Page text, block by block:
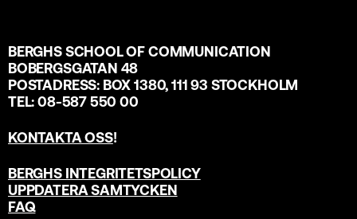
BERGHS SCHOOL OF COMMUNICATION
BOBERGSGATAN 48
POSTADRESS: BOX 1380, 111 93 STOCKHOLM
TEL: 08-587 550 00
KONTAKTA OSS!
BERGHS INTEGRITETSPOLICY
UPPDATERA SAMTYCKEN
FAQ